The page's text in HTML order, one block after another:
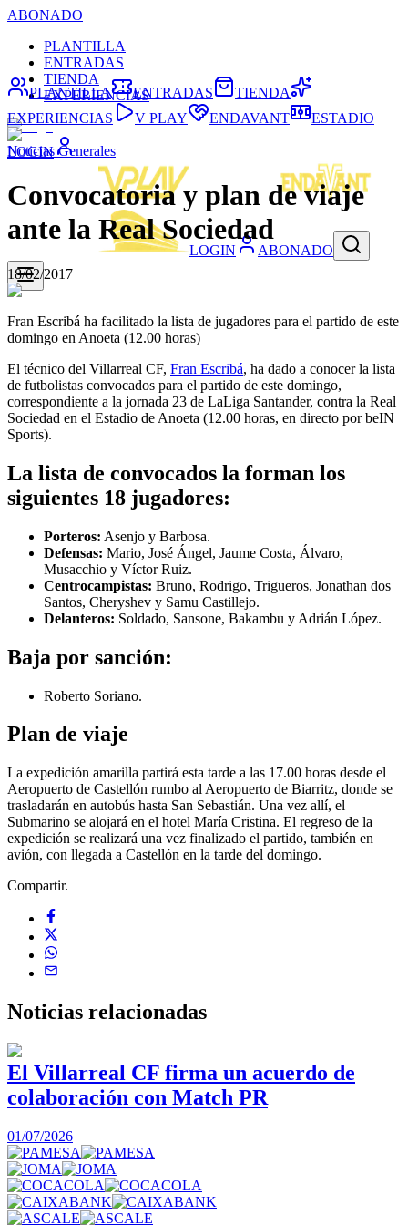
ABONADO
PLANTILLA
ENTRADAS
TIENDA
EXPERIENCIAS
LOGIN
LOGIN ABONADO
PLANTILLA ENTRADAS
TIENDA
EXPERIENCIAS
V PLAY ENDAVANT ESTADIO
Noticias Generales
Convocatoria y plan de viaje
ante la Real Sociedad
18/02/2017
Fran Escribá ha facilitado la lista de jugadores para el partido de este
domingo en Anoeta (12.00 horas)
El técnico del Villarreal CF, Fran Escribá, ha dado a conocer la lista
de futbolistas convocados para el partido de este domingo,
correspondiente a la jornada 23 de LaLiga Santander, contra la Real
Sociedad en el Estadio de Anoeta (12.00 horas, en directo por beIN
Sports).
La lista de convocados la forman los
siguientes 18 jugadores:
Porteros: Asenjo y Barbosa.
Defensas: Mario, José Ángel, Jaume Costa, Álvaro,
Musacchio y Víctor Ruiz.
Centrocampistas: Bruno, Rodrigo, Trigueros, Jonathan dos
Santos, Cheryshev y Samu Castillejo.
Delanteros: Soldado, Sansone, Bakambu y Adrián López.
Baja por sanción:
Roberto Soriano.
Plan de viaje
La expedición amarilla partirá esta tarde a las 17.00 horas desde el
Aeropuerto de Castellón rumbo al Aeropuerto de Biarritz, donde se
trasladarán en autobús hasta San Sebastián. Una vez allí, el
Submarino se alojará en el hotel María Cristina. El regreso de la
expedición se realizará una vez finalizado el partido, también en
avión, con llegada a Castellón en la tarde del domingo.
Compartir.
Noticias relacionadas
El Villarreal CF firma un acuerdo de
colaboración con Match PR
01/07/2026